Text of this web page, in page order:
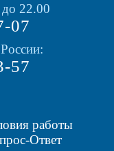
22.00
07
57
работы
Ответ